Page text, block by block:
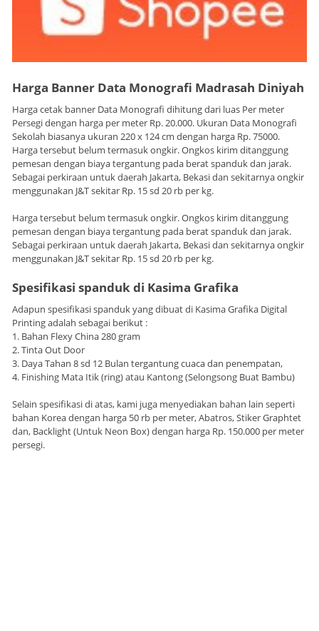
Harga Banner Data Monografi Madrasah Diniyah
Harga cetak banner Data Monografi dihitung dari luas Per meter
Persegi dengan harga per meter Rp. 20.000. Ukuran Data Monografi
Sekolah biasanya ukuran 220 x 124 cm dengan harga Rp. 75000.
Harga tersebut belum termasuk ongkir. Ongkos kirim ditanggung
pemesan dengan biaya tergantung pada berat spanduk dan jarak.
Sebagai perkiraan untuk daerah Jakarta, Bekasi dan sekitarnya ongkir
menggunakan J&T sekitar Rp. 15 sd 20 rb per kg.
Harga tersebut belum termasuk ongkir. Ongkos kirim ditanggung
pemesan dengan biaya tergantung pada berat spanduk dan jarak.
Sebagai perkiraan untuk daerah Jakarta, Bekasi dan sekitarnya ongkir
menggunakan J&T sekitar Rp. 15 sd 20 rb per kg.
Spesifikasi spanduk di Kasima Grafika
Adapun spesifikasi spanduk yang dibuat di Kasima Grafika Digital
Printing adalah sebagai berikut :
1. Bahan Flexy China 280 gram
2. Tinta Out Door
3. Daya Tahan 8 sd 12 Bulan tergantung cuaca dan penempatan,
4. Finishing Mata Itik (ring) atau Kantong (Selongsong Buat Bambu)
Selain spesifikasi di atas, kami juga menyediakan bahan lain seperti
bahan Korea dengan harga 50 rb per meter, Abatros, Stiker Graphtet
dan, Backlight (Untuk Neon Box) dengan harga Rp. 150.000 per meter
persegi.